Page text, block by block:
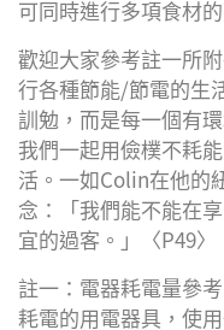
可同時進行多項食材
歡迎大家參考註一所
行各種節能/節電的生
訓勉，而是每一個有
我們一起用儉樸不耗
活。一如Colin在他的
念：「我們能不能在
宜的過客。」〈P49〉
註一：電器耗電量參
耗電的用電器具，使